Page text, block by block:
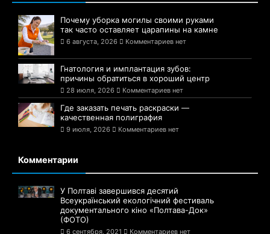
Почему уборка могилы своими руками
так часто оставляет царапины на камне
6 августа, 2026 Комментариев нет
Гнатология и имплантация зубов:
причины обратиться в хороший центр
28 июля, 2026 Комментариев нет
Где заказать печать раскраски —
качественная полиграфия
9 июля, 2026 Комментариев нет
Комментарии
У Полтаві завершився десятий
Всеукраїнський екологічний фестиваль
документального кіно «Полтава-Док»
(ФОТО)
6 сентября, 2021 Комментариев нет